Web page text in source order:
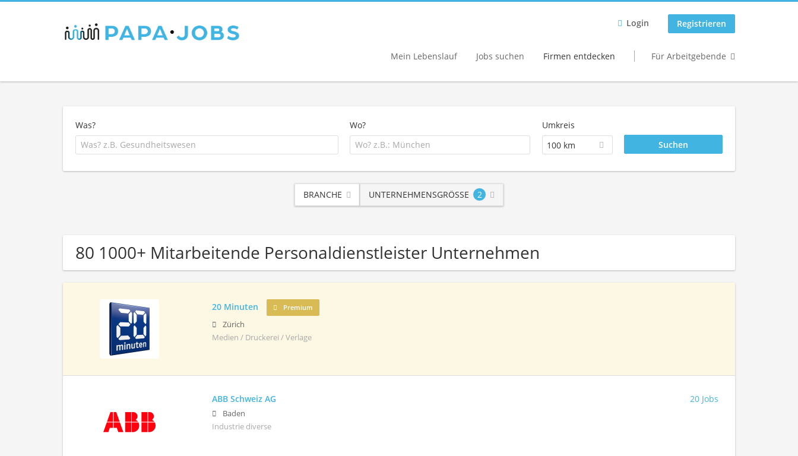
Login Registrieren
Mein Lebenslauf Jobs suchen Firmen entdecken Für Arbeitgebende
Was? Wo?
Umkreis
100 km
BRANCHE UNTERNEHMENSGRÖSSE 2
80 1000+ Mitarbeitende Personaldienstleister Unternehmen
20 Minuten Premium
Zürich
Medien / Druckerei / Verlage
ABB Schweiz AG
Baden
Industrie diverse
20 Jobs